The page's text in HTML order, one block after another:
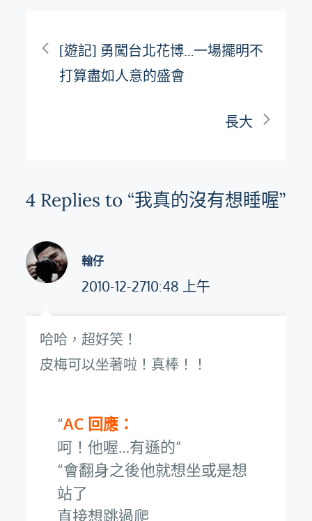
文
章
[遊記] 勇闖台北花博…一場擺明不
打算盡如人意的盛會
長大
4 Replies to “我真的沒有想睡喔”
翰仔
2010-12-2710:48 上午
哈哈，超好笑！
皮梅可以坐著啦！真棒！！
AC 回應：
呵！他喔…有遜的
會翻身之後他就想坐或是想
站了
直接想跳過爬